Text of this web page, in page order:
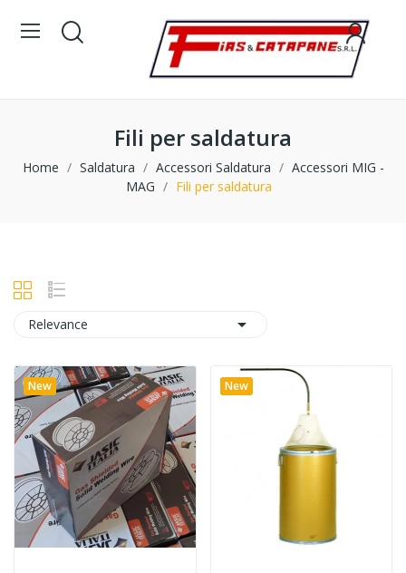
Fili per saldatura
Home Saldatura Accessori Saldatura
Accessori MIG -
MAG
Fili per saldatura
Relevance 
New New